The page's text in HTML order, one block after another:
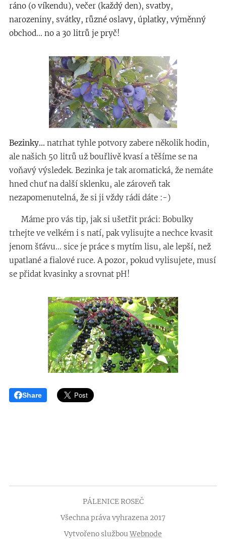
ráno (o víkendu), večer (každý den), svatby,
narozeniny, svátky, různé oslavy, úplatky, výměnný
obchod... no a 30 litrů je pryč!
Bezinky... natrhat tyhle potvory zabere několik hodin,
ale našich 50 litrů už bouřlivě kvasí a těšíme se na
voňavý výsledek. Bezinka je tak aromatická, že nemáte
hned chuť na další sklenku, ale zároveň tak
nezapomenutelná, že si ji vždy rádi dáte :-)
Máme pro vás tip, jak si ušetřit práci: Bobulky
trhejte ve velkém i s natí, pak vylisujte a nechce kvasit
jenom šťávu... sice je práce s mytím lisu, ale lepší, než
upatlané a fialové ruce. A pozor, pokud vylisujete, musí
se přidat kvasinky a srovnat pH!
Share
PÁLENICE ROSEČ
Všechna práva vyhrazena 2017
Vytvořeno službouWebnode